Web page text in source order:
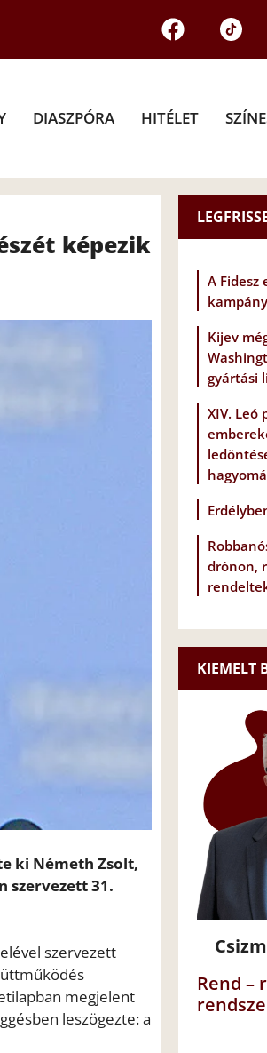
DIASZPÓRA HITÉLET
képezik
ki Németh Zsolt,
szervezett 31.
szervezett
megjelent
leszögezte: a
A Fidesz
Kijev
gyártási
XIV. Leó
drónon,
KIEMELT
Rend –